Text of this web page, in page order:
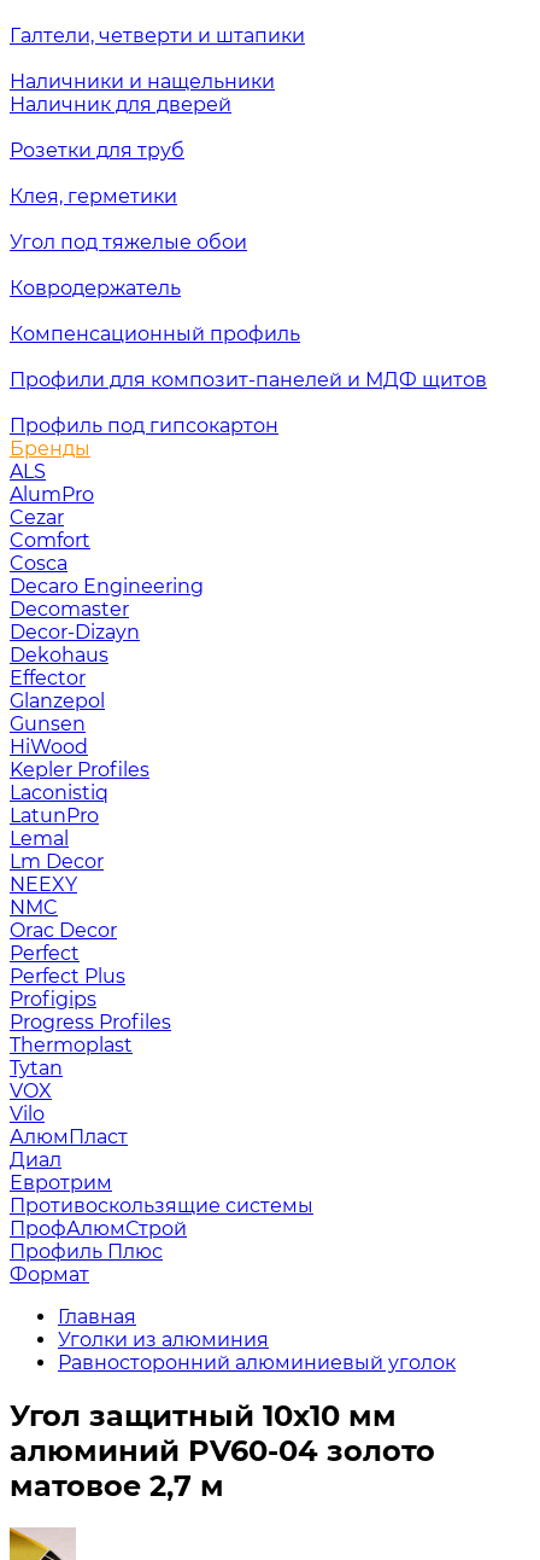
Галтели, четверти и штапики
Наличники и нащельники
Наличник для дверей
Розетки для труб
Клея, герметики
Угол под тяжелые обои
Ковродержатель
Компенсационный профиль
Профили для композит-панелей и МДФ щитов
Профиль под гипсокартон
Бренды
ALS
AlumPro
Cezar
Comfort
Cosca
Decaro Engineering
Decomaster
Decor-Dizayn
Dekohaus
Effector
Glanzepol
Gunsen
HiWood
Kepler Profiles
Laconistiq
LatunPro
Lemal
Lm Decor
NEEXY
NMC
Orac Decor
Perfect
Perfect Plus
Profigips
Progress Profiles
Thermoplast
Tytan
VOX
Vilo
АлюмПласт
Диал
Евротрим
Противоскользящие системы
ПрофАлюмСтрой
Профиль Плюс
Формат
Главная
Уголки из алюминия
Равносторонний алюминиевый уголок
Угол защитный 10х10 мм
алюминий PV60-04 золото
матовое 2,7 м